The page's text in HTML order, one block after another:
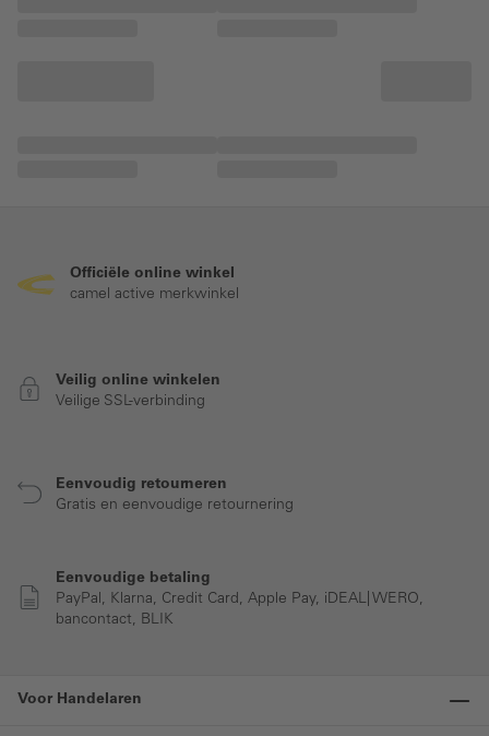
Officiële online winkel
camel active merkwinkel
Veilig online winkelen
Veilige SSL-verbinding
Eenvoudig retourneren
Gratis en eenvoudige retournering
Eenvoudige betaling
PayPal, Klarna, Credit Card, Apple Pay, iDEAL| WERO,
bancontact, BLIK
Voor Handelaren